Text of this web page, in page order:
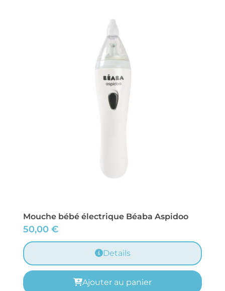
Mouche bébé électrique Béaba Aspidoo
50,00 €
Details
Ajouter au panier